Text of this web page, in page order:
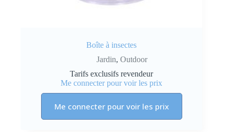
Boîte à insectes
Jardin, Outdoor
Tarifs exclusifs revendeur
Me connecter pour voir les prix
Me connecter pour voir les prix